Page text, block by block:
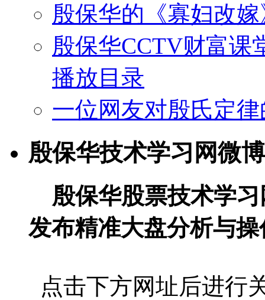
殷保华的《寡妇改
殷保华CCTV财富课
播放目录
一位网友对殷氏定
殷保华技术学习网微博
殷保华股票技术学习
发布精准大盘分析与
点击下方网址后进行